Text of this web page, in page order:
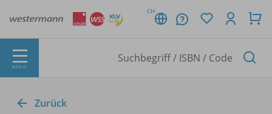
CH
MENÜ
Zurück